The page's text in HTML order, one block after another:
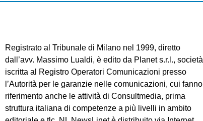
Registrato al Tribunale di Milano nel 1999, diretto
dall’avv. Massimo Lualdi, è edito da Planet s.r.l., società
iscritta al Registro Operatori Comunicazioni presso
l’Autorità per le garanzie nelle comunicazioni, cui fanno
riferimento anche le attività di Consultmedia, prima
struttura italiana di competenze a più livelli in ambito